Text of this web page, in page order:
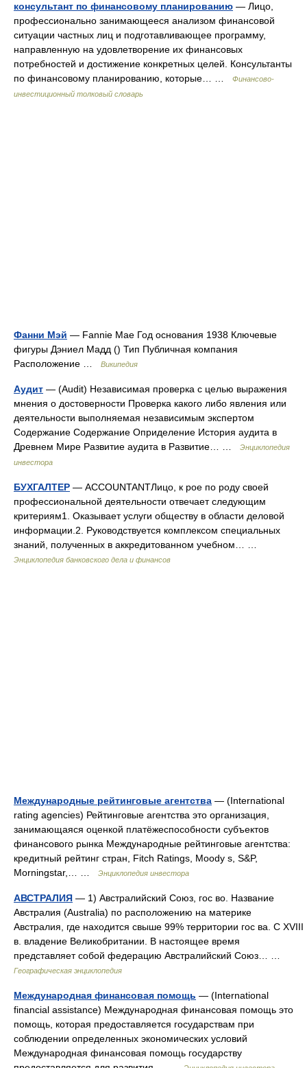
консультант по финансовому планированию — Лицо,
профессионально занимающееся анализом финансовой
ситуации частных лиц и подготавливающее программу,
направленную на удовлетворение их финансовых
потребностей и достижение конкретных целей. Консультанты
по финансовому планированию, которые… …
Финансово-
инвестиционный толковый словарь
Фанни Мэй — Fannie Mae Год основания 1938 Ключевые
фигуры Дэниел Мадд () Тип Публичная компания
Расположение …
Википедия
Аудит — (Audit) Независимая проверка с целью выражения
мнения о достоверности Проверка какого либо явления или
деятельности выполняемая независимым экспертом
Содержание Содержание Оприделение История аудита в
Древнем Мире Развитие аудита в Развитие… …
Энциклопедия
инвестора
БУХГАЛТЕР — ACCOUNTANTЛицо, к рое по роду своей
профессиональной деятельности отвечает следующим
критериям1. Оказывает услуги обществу в области деловой
информации.2. Руководствуется комплексом специальных
знаний, полученных в аккредитованном учебном… …
Энциклопедия банковского дела и финансов
Международные рейтинговые агентства — (International
rating agencies) Рейтинговые агентства это организация,
занимающаяся оценкой платёжеспособности субъектов
финансового рынка Международные рейтинговые агентства:
кредитный рейтинг стран, Fitch Ratings, Moody s, S&P,
Morningstar,… …
Энциклопедия инвестора
АВСТРАЛИЯ — 1) Австралийский Союз, гос во. Название
Австралия (Australia) по расположению на материке
Австралия, где находится свыше 99% территории гос ва. С XVIII
в. владение Великобритании. В настоящее время
представляет собой федерацию Австралийский Союз… …
Географическая энциклопедия
Международная финансовая помощь — (International
financial assistance) Международная финансовая помощь это
помощь, которая предоставляется государствам при
соблюдении определенных экономических условий
Международная финансовая помощь государству